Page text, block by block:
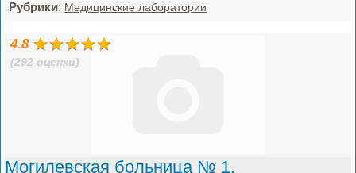
Рубрики: Медицинские лаборатории
4.8
(292 оценки)
Могилевская больница № 1,